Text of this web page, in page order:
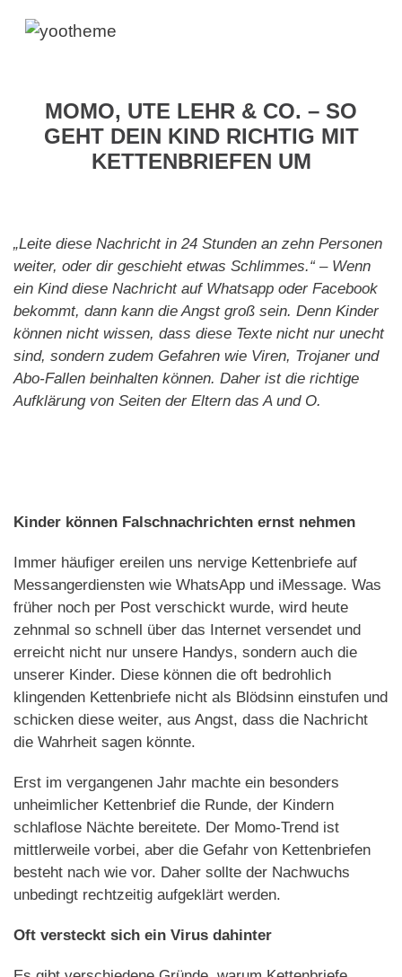
MOMO, UTE LEHR & CO. – SO
GEHT DEIN KIND RICHTIG MIT
KETTENBRIEFEN UM
„Leite diese Nachricht in 24 Stunden an zehn Personen
weiter, oder dir geschieht etwas Schlimmes.“ – Wenn
ein Kind diese Nachricht auf Whatsapp oder Facebook
bekommt, dann kann die Angst groß sein. Denn Kinder
können nicht wissen, dass diese Texte nicht nur unecht
sind, sondern zudem Gefahren wie Viren, Trojaner und
Abo-Fallen beinhalten können. Daher ist die richtige
Aufklärung von Seiten der Eltern das A und O.
Kinder können Falschnachrichten ernst nehmen
Immer häufiger ereilen uns nervige Kettenbriefe auf
Messangerdiensten wie WhatsApp und iMessage. Was
früher noch per Post verschickt wurde, wird heute
zehnmal so schnell über das Internet versendet und
erreicht nicht nur unsere Handys, sondern auch die
unserer Kinder. Diese können die oft bedrohlich
klingenden Kettenbriefe nicht als Blödsinn einstufen und
schicken diese weiter, aus Angst, dass die Nachricht
die Wahrheit sagen könnte.
Erst im vergangenen Jahr machte ein besonders
unheimlicher Kettenbrief die Runde, der Kindern
schlaflose Nächte bereitete. Der Momo-Trend ist
mittlerweile vorbei, aber die Gefahr von Kettenbriefen
besteht nach wie vor. Daher sollte der Nachwuchs
unbedingt rechtzeitig aufgeklärt werden.
Oft versteckt sich ein Virus dahinter